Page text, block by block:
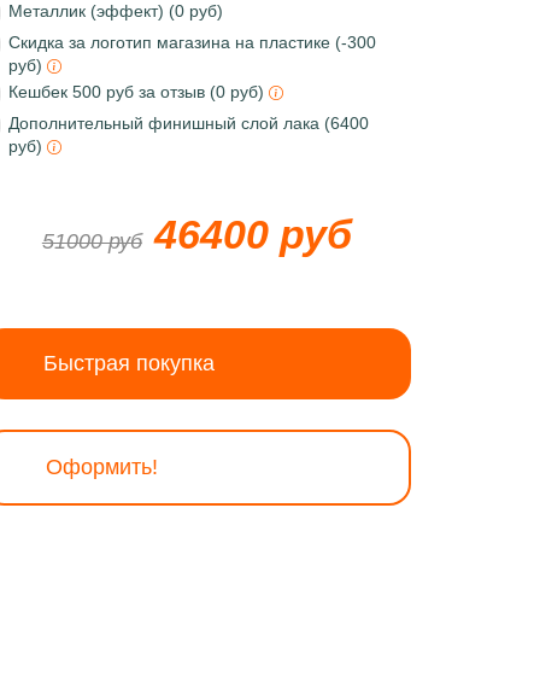
Металлик (эффект) (0 руб)
Скидка за логотип магазина на пластике (-300
руб)
Кешбек 500 руб за отзыв (0 руб)
Дополнительный финишный слой лака (6400
руб)
51000 руб 46400 руб
Быстрая покупка
Оформить!